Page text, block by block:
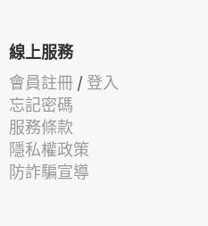
線上服務
會員註冊 / 登入
忘記密碼
服務條款
隱私權政策
防詐騙宣導